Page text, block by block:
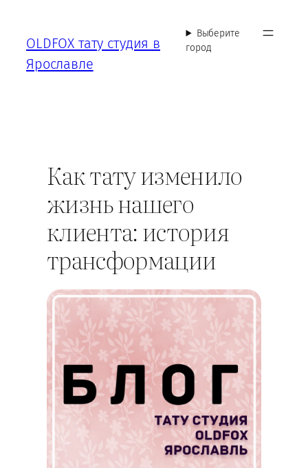
содержимому
OLDFOX тату студия в
Ярославле
Выберите
город
Как тату изменило
жизнь нашего
клиента: история
трансформации